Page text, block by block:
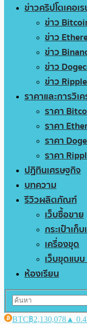
ข่าวคริปโตเคอเ
ข่าว
ข่าว
ข่าว
ข่าว
ข่าว
ราคาและการวิเ
ราคา
ราคา
ราคา
ราคา
ปฏิทินเศรษฐกิจ
บทความ
รีวิวผลิตภัณฑ์
เว็บซื้อขาย
กระเป๋าเก็
เครื่องขุด
เว็บขุดแบ
ห้องเรียน
BTC฿2,130,078 ▲